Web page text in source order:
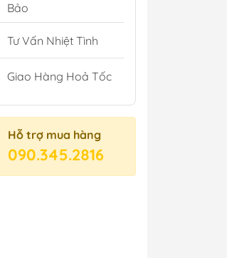
Bảo
Tư Vấn Nhiệt Tình
Giao Hàng Hoả Tốc
Hỗ trợ mua hàng
090.345.2816